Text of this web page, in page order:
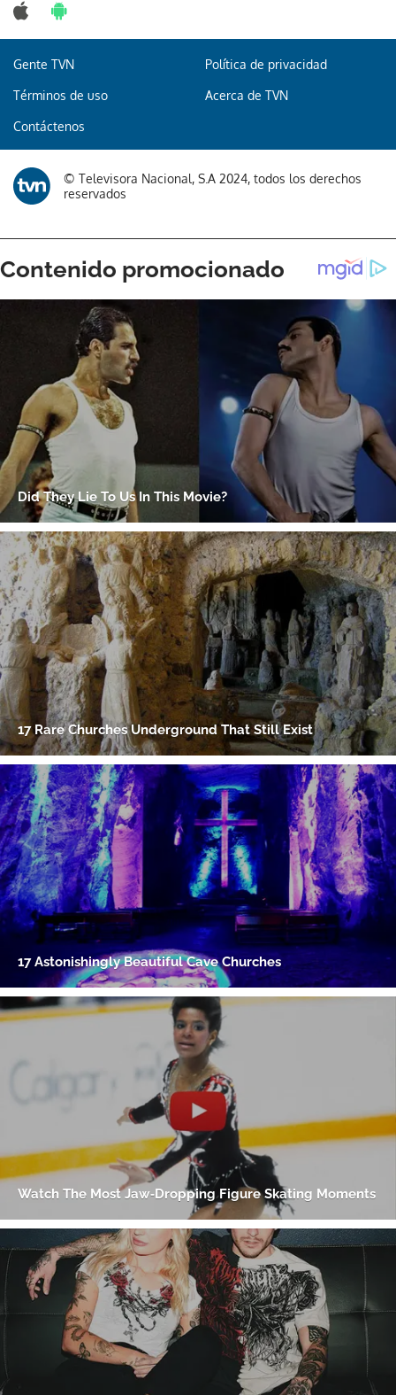
ACEPTAR
Gente TVN Política de privacidad
Términos de uso Acerca de TVN
Contáctenos
© Televisora Nacional, S.A 2024, todos los derechos
reservados